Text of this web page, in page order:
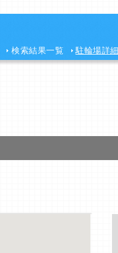
検索結果一覧 駐輪場詳細